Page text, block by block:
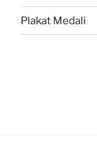
Plakat Medali